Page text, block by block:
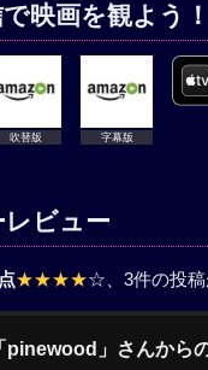
映画を観よう！
吹替版 字幕版
レビュー
★★★★☆ 、3件の投
pinewood」さんから